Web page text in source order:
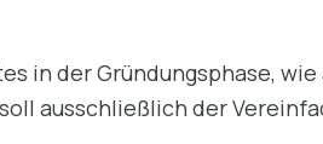
in der Gründungsphase,
ausschließlich der